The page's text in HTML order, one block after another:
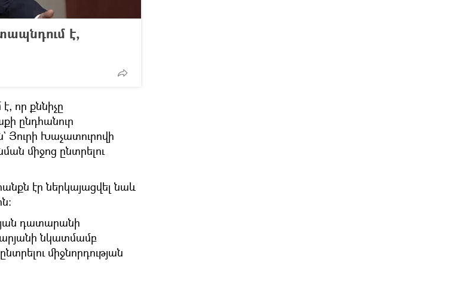
է,
որ քննիչը
ընդհանուր
Խաչատուրովի
միջոց ընտրելու
էր ներկայացվել նաև
դատարանի
նկատմամբ
միջնորդության